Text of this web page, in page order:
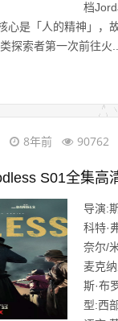
档
心是「人的精神」，
探索者第一次前往火...
8年前 90762
S01全集高
导演:
科特·
奈尔/
麦克
斯·布
型:西